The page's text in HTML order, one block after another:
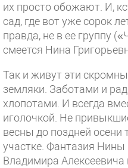
их просто обожают. И,
сад, где вот уже сорок
правда, не в ее группу
смеется Нина
Так и живут эти
земляки. Заботами и
хлопотами. И всегда
иголочкой. Не
весны до поздней осени
участке. Фантазия Нины
Владимира